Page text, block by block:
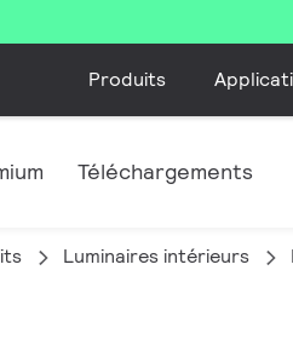
Produits
Téléchargements
Luminaires intérieurs